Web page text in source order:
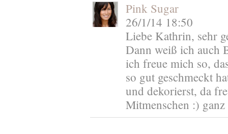
Pink Sugar
26/1/14 18:50
Liebe Kathrin, sehr
Dann weiß ich auch
ich freue mich so,
so gut geschmeckt
und dekorierst, da
Mitmenschen :)